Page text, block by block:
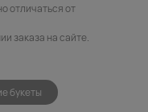
отличаться от
заказа на сайте.
букеты